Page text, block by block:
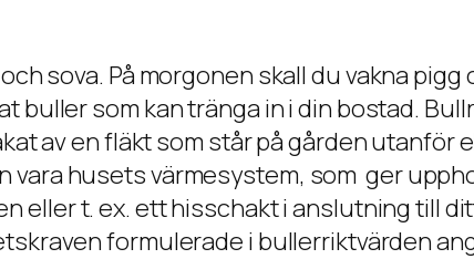
sova. På morgonen skall du vakna
som kan tränga in i din bostad.
av en fläkt som står på gården utanför
husets värmesystem, som ger
t. ex. ett hisschakt i anslutning till
formulerade i bullerriktvärden